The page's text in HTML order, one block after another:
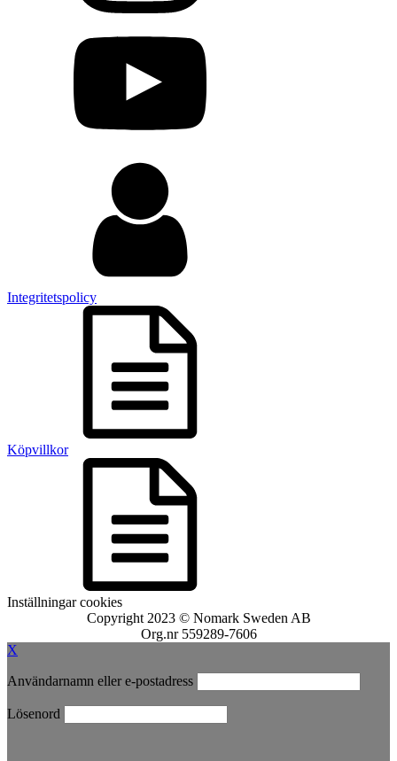
Integritetspolicy
Köpvillkor
Inställningar cookies
Copyright 2023 © Nomark Sweden AB
Org.nr 559289-7606
X
Användarnamn eller e-postadress
Lösenord